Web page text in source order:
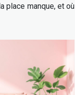
place manque, et où